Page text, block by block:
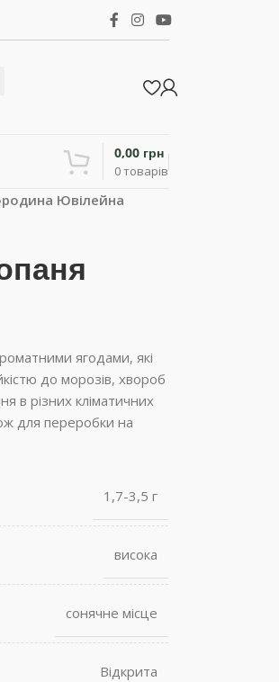
0товарів
0,00 грн
Ювілейна
ягодами, які
до морозів, хвороб
в різних кліматичних
для переробки на
1,7-3,5 г
висока
сонячне місце
Відкрита